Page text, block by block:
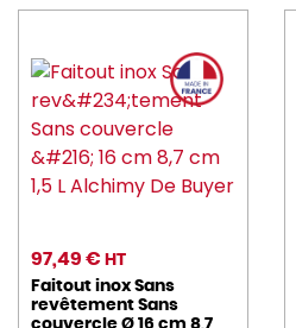
97,49 € HT
Faitout inox Sans
revêtement Sans